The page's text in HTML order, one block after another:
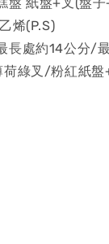
烯(P.S)
長處約14公分/
荷綠叉/粉紅紙